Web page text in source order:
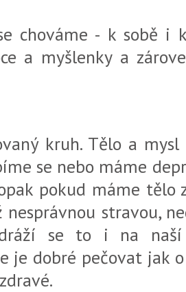
chováme - k sobě i
a myšlenky a
kruh. Tělo a mysl
se nebo máme
pokud máme tělo
stravou,
se to i na
je dobré pečovat jak